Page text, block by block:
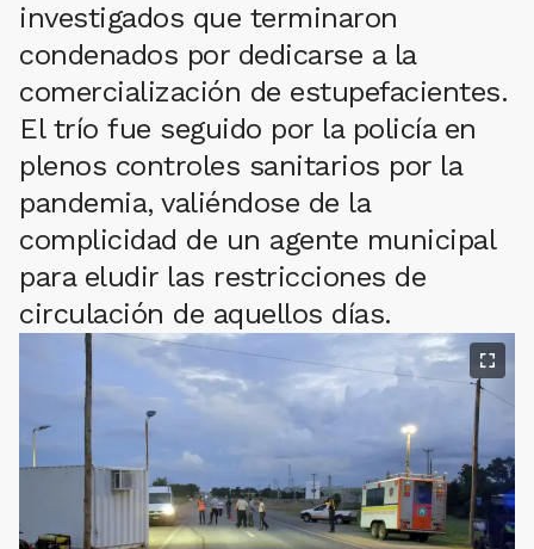
investigados que terminaron
condenados por dedicarse a la
comercialización de estupefacientes.
El trío fue seguido por la policía en
plenos controles sanitarios por la
pandemia, valiéndose de la
complicidad de un agente municipal
para eludir las restricciones de
circulación de aquellos días.